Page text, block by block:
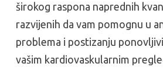
širokog raspona naprednih
razvijenih da vam pomognu u
problema i postizanju
vašim kardiovaskularnim